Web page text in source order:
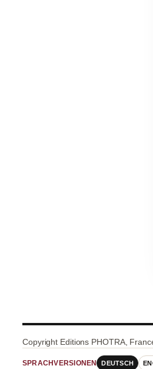
Copyright Editions PHOTRA,
SPRACHVERSIONEN DEUTSCH